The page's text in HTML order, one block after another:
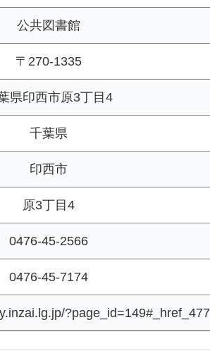
公共図書館
〒270-1335
県印西市原3丁目4
千葉県
印西市
原3丁目4
0476-45-2566
0476-45-7174
?page_id=149#_href_477